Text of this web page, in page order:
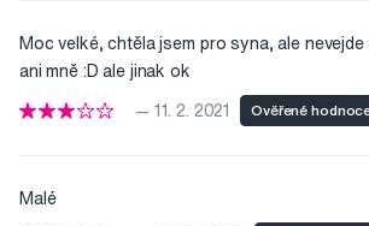
Moc velké, chtěla jsem pro syna, ale
ani mně :D ale jinak ok
— 11. 2. 2021 Ověřené
Malé